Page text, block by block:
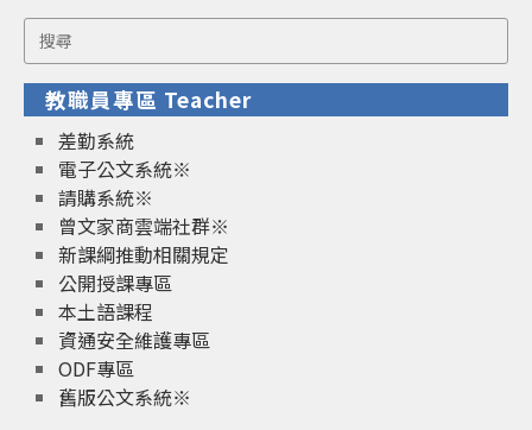
Search
for:
教職員專區 Teacher
差勤系統
電子公文系統※
請購系統※
曾文家商雲端社群※
新課綱推動相關規定
公開授課專區
本土語課程
資通安全維護專區
ODF專區
舊版公文系統※